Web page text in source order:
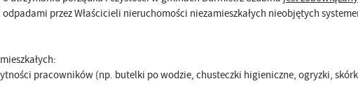
przez Właścicieli nieruchomości niezamieszkałych nieobjętych
pracowników (np. butelki po wodzie, chusteczki higieniczne, ogryzki,